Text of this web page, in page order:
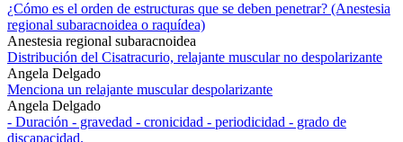
¿Cómo es el orden de estructuras que se deben penetrar? (Anestesia
regional subaracnoidea o raquídea)
Anestesia regional subaracnoidea
Distribución del Cisatracurio, relajante muscular no despolarizante
Angela Delgado
Menciona un relajante muscular despolarizante
Angela Delgado
- Duración - gravedad - cronicidad - periodicidad - grado de
discapacidad.